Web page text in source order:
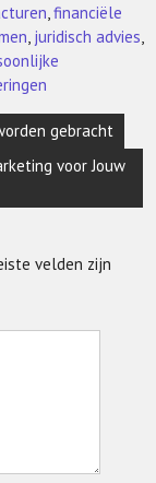
,financiële
juridisch advies
gebracht
voor Jouw
velden zijn